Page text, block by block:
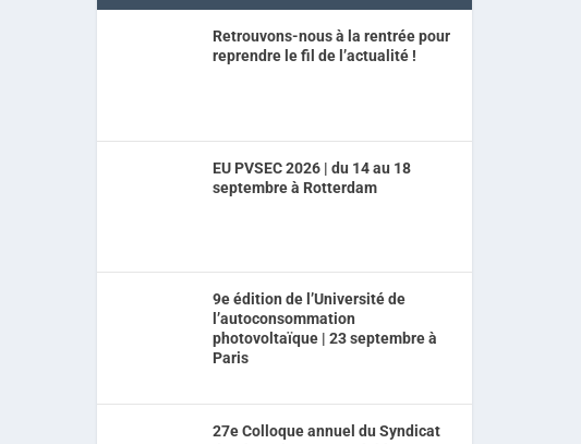
Retrouvons-nous à la rentrée pour
reprendre le fil de l’actualité !
EU PVSEC 2026 | du 14 au 18
septembre à Rotterdam
9e édition de l’Université de
l’autoconsommation
photovoltaïque | 23 septembre à
Paris
27e Colloque annuel du Syndicat